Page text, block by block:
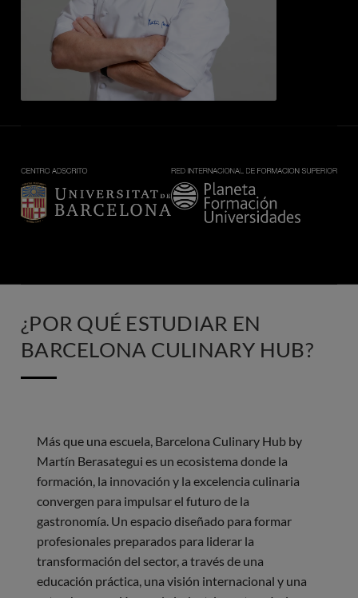
Imagen Imagen
¿POR QUÉ ESTUDIAR EN
BARCELONA CULINARY HUB?
Más que una escuela, Barcelona Culinary Hub by
Martín Berasategui es un ecosistema donde la
formación, la innovación y la excelencia culinaria
convergen para impulsar el futuro de la
gastronomía. Un espacio diseñado para formar
profesionales preparados para liderar la
transformación del sector, a través de una
educación práctica, una visión internacional y una